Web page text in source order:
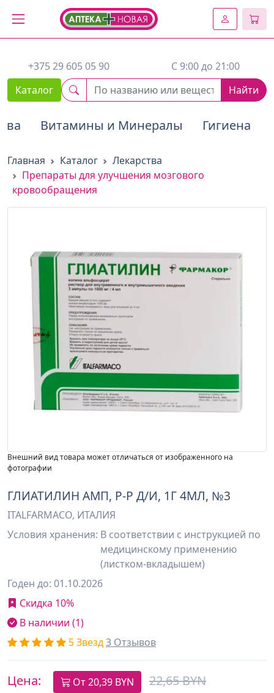
2. Вставьте этот код сразу же после открывающего тега :
+375 29 605 05 90
C 9:00 до 21:00
Каталог
Найти
Витамины и Минералы Гигиена
Главная Каталог
Лекарства
Препараты для улучшения мозгового
кровообращения
Внешний вид товара может отличаться от изображенного на
фотографии
ГЛИАТИЛИН АМП, Р-Р Д/И, 1Г 4МЛ, №3
ITALFARMACO, ИТАЛИЯ
Условия хранения: В соответствии с инструкцией по
медицинскому применению
(листком-вкладышем)
Годен до: 01.10.2026
Скидка 10%
В наличии (1)
5 Звезд3 Отзывов
Цена: От20,39 BYN 22,65 BYN